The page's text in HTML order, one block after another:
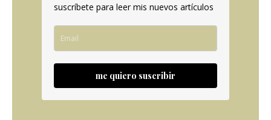
suscríbete para leer mis nuevos artículos
me quiero suscribir